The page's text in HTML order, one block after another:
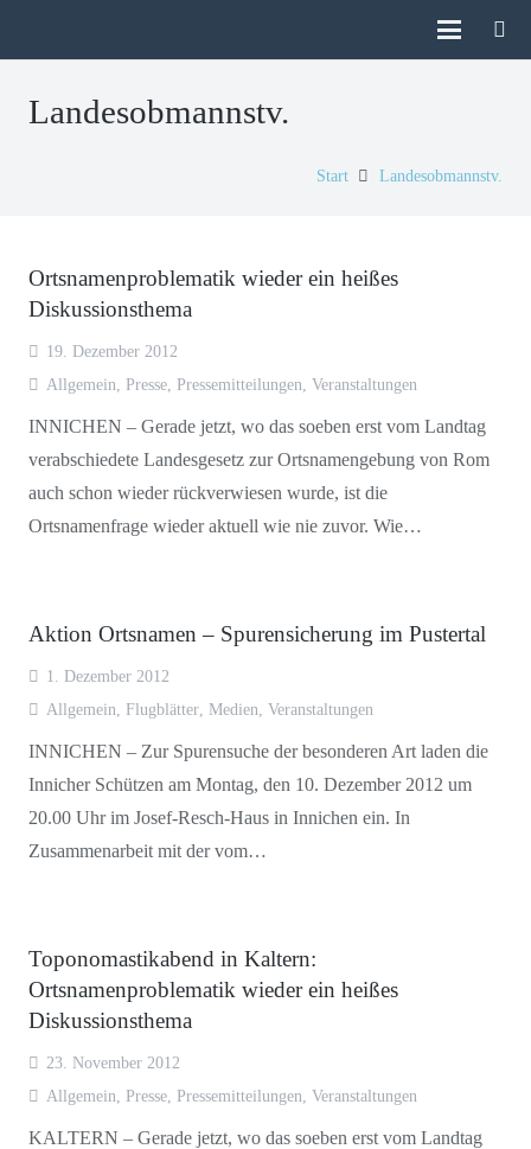
Landesobmannstv.
Start Landesobmannstv.
Ortsnamenproblematik wieder ein heißes
Diskussionsthema
19. Dezember 2012
Allgemein
Presse, Pressemitteilungen Veranstaltungen
INNICHEN – Gerade jetzt, wo das soeben erst vom Landtag
verabschiedete Landesgesetz zur Ortsnamengebung von Rom
auch schon wieder rückverwiesen wurde, ist die
Ortsnamenfrage wieder aktuell wie nie zuvor. Wie…
Aktion Ortsnamen – Spurensicherung im Pustertal
1. Dezember 2012
Allgemein
Flugblätter, Medien Veranstaltungen
INNICHEN – Zur Spurensuche der besonderen Art laden die
Innicher Schützen am Montag, den 10. Dezember 2012 um
20.00 Uhr im Josef-Resch-Haus in Innichen ein. In
Zusammenarbeit mit der vom…
Toponomastikabend in Kaltern:
Ortsnamenproblematik wieder ein heißes
Diskussionsthema
23. November 2012
Allgemein
Presse, Pressemitteilungen Veranstaltungen
KALTERN – Gerade jetzt, wo das soeben erst vom Landtag